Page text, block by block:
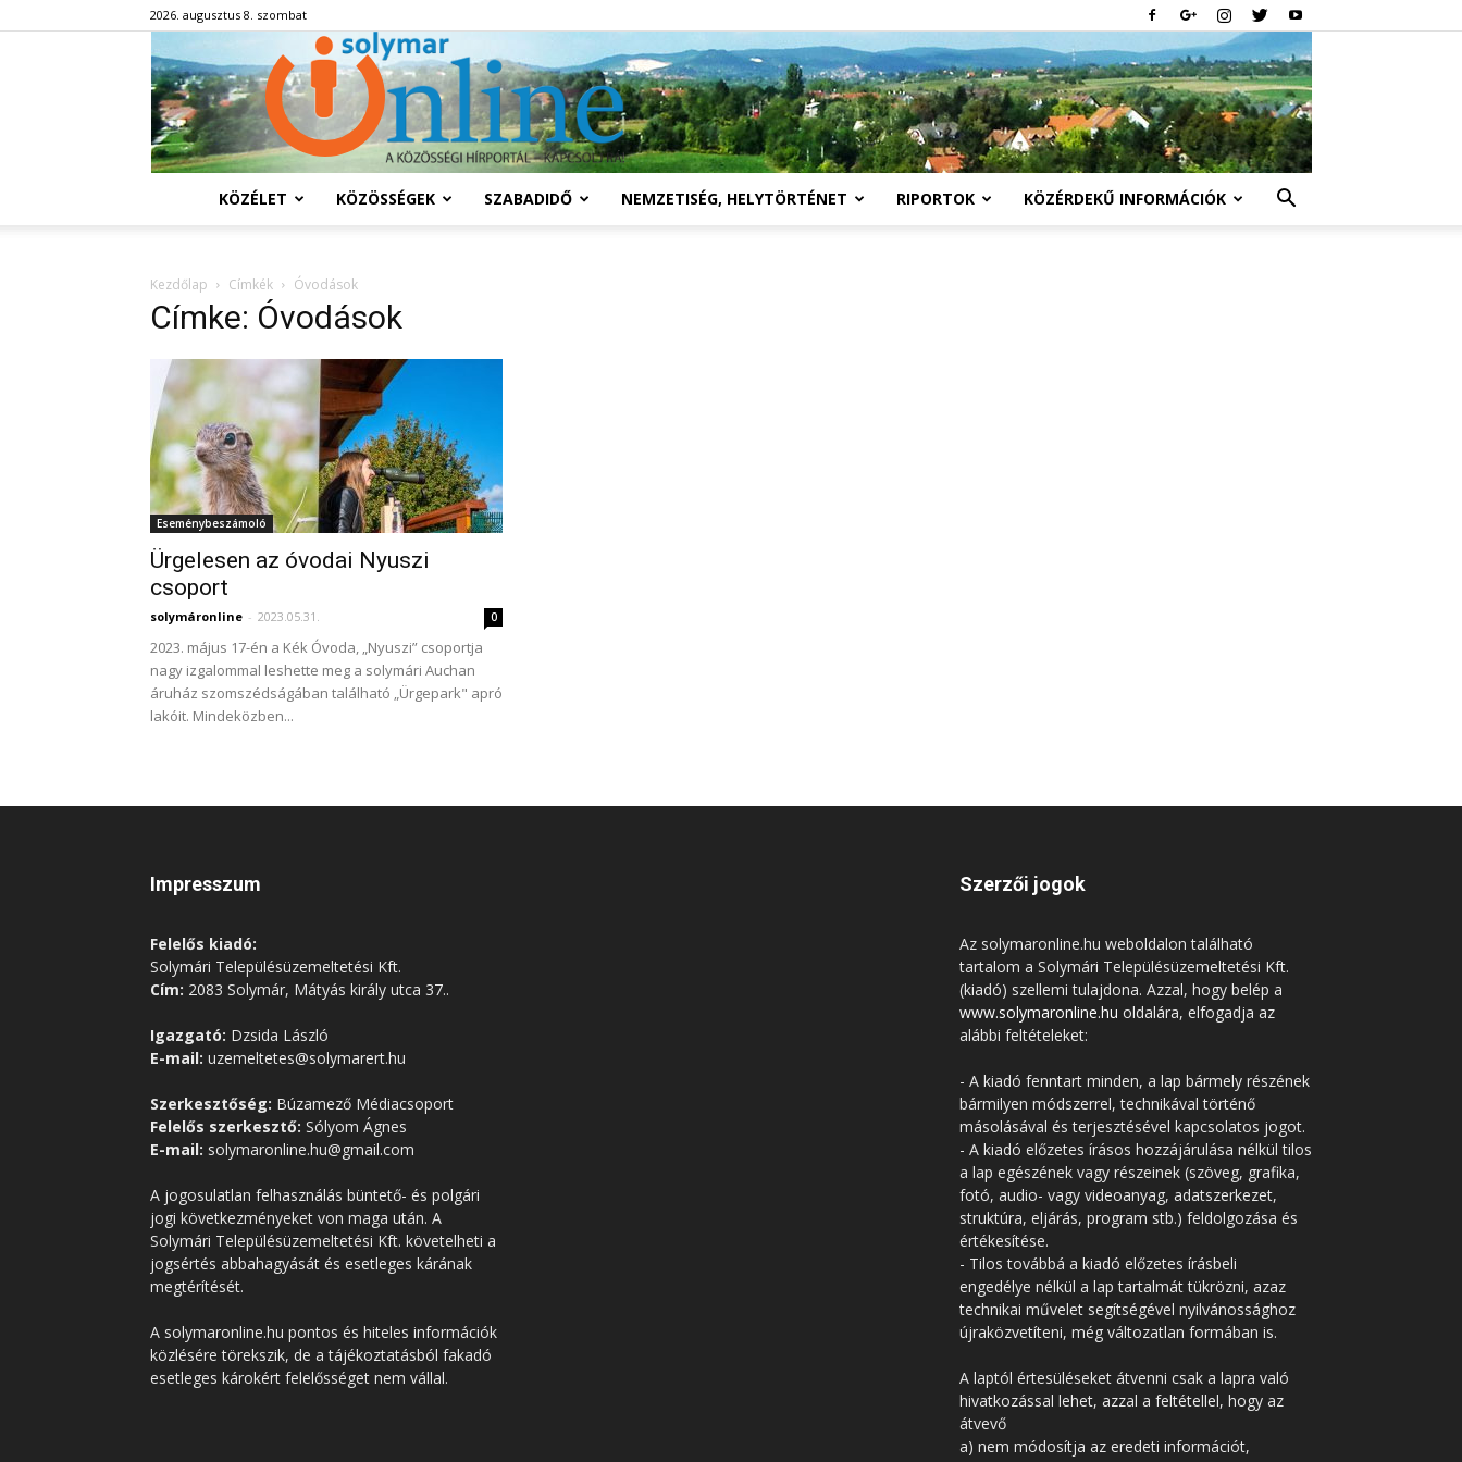
2026. augusztus 8. szombat
Solymár
KÖZÉLET KÖZÖSSÉGEK SZABADIDŐ NEMZETISÉG, HELYTÖRTÉNET RIPORTOK KÖZÉRDEKŰ INFORMÁCIÓK
Kezdőlap Címkék Óvodások
Címke: Óvodások
Eseménybeszámoló
Ürgelesen az óvodai Nyuszi
csoport
solymáronline - 2023.05.31. 0
2023. május 17-én a Kék Óvoda, „Nyuszi” csoportja
nagy izgalommal leshette meg a solymári Auchan
áruház szomszédságában található „Ürgepark" apró
lakóit. Mindeközben...
Impresszum
Felelős kiadó:
Solymári Településüzemeltetési Kft.
Cím: 2083 Solymár, Mátyás király utca 37..
Igazgató: Dzsida László
E-mail: uzemeltetes@solymarert.hu
Szerkesztőség: Búzamező Médiacsoport
Felelős szerkesztő: Sólyom Ágnes
E-mail: solymaronline.hu@gmail.com
A jogosulatlan felhasználás büntető- és polgári
jogi következményeket von maga után. A
Solymári Településüzemeltetési Kft. követelheti a
jogsértés abbahagyását és esetleges kárának
megtérítését.
A solymaronline.hu pontos és hiteles információk
közlésére törekszik, de a tájékoztatásból fakadó
esetleges károkért felelősséget nem vállal.
Szerzői jogok
Az solymaronline.hu weboldalon található
tartalom a Solymári Településüzemeltetési Kft.
(kiadó) szellemi tulajdona. Azzal, hogy belép a
www.solymaronline.hu oldalára, elfogadja az
alábbi feltételeket:
- A kiadó fenntart minden, a lap bármely részének
bármilyen módszerrel, technikával történő
másolásával és terjesztésével kapcsolatos jogot.
- A kiadó előzetes írásos hozzájárulása nélkül tilos
a lap egészének vagy részeinek (szöveg, grafika,
fotó, audio- vagy videoanyag, adatszerkezet,
struktúra, eljárás, program stb.) feldolgozása és
értékesítése.
- Tilos továbbá a kiadó előzetes írásbeli
engedélye nélkül a lap tartalmát tükrözni, azaz
technikai művelet segítségével nyilvánossághoz
újraközvetíteni, még változatlan formában is.
A laptól értesüléseket átvenni csak a lapra való
hivatkozással lehet, azzal a feltétellel, hogy az
átvevő
a) nem módosítja az eredeti információt,